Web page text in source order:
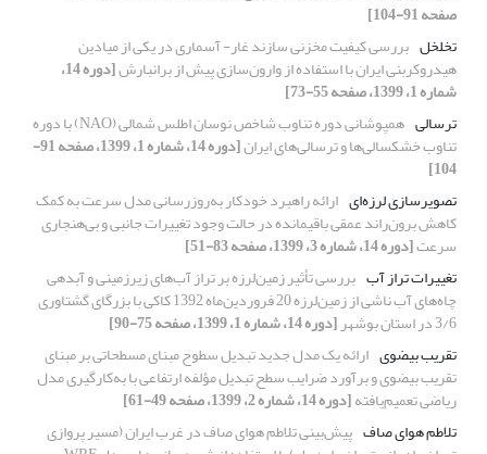
صفحه 91-104]
تخلخل بررسی کیفیت مخزنی سازند غار- آسماری در یکی از میادین
هیدروکربنی ایران با استفاده از وارون‌سازی پیش از برانبارش [دوره 14،
شماره 1، 1399، صفحه 55-73]
ترسالی
همپوشانی دوره تناوب شاخص نوسان اطلس شمالی (NAO) با دوره
تناوب خشکسالی‌ها و ترسالی‌های ایران [دوره 14، شماره 1، 1399، صفحه 91-
104]
تصویرسازی لرزه‌ای ارائه راهبرد خودکار به‌روز‌رسانی مدل سرعت به کمک
کاهش برون‌راند عمقی باقیمانده در حالت وجود تغییرات جانبی و بی‌هنجاری
سرعت[دوره 14، شماره 3، 1399، صفحه 83-51]
تغییرات تراز آب بررسی تأثیر زمین‌لرزه بر تراز آب‌های زیرزمینی و آبدهی
چاه‌های آب ناشی از زمین‌لرزه 20 فروردین‌ماه 1392 کاکی با بزرگای گشتاوری
3/6 در استان بوشهر
[دوره 14، شماره 1، 1399، صفحه 75-90]
تقریب بیضوی ارائه یک مدل جدید تبدیل سطوح مبنای مسطحاتی بر مبنای
تقریب بیضوی و برآورد ضرایب سطح تبدیل مؤلفه ارتفاعی با به‌کارگیری مدل
ریاضی تعمیم‌یافته[دوره 14، شماره 2، 1399، صفحه 49-61]
تلاطم هوای صاف پیش‌بینی تلاطم هوای صاف در غرب ایران (مسیر پروازی